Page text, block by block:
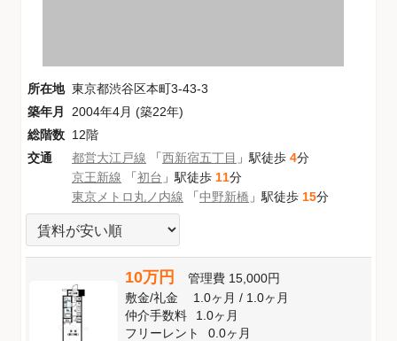
所在地 東京都渋谷区本町3-43-3
築年月
2004年4月 (築22年)
総階数 12階
交通
都営大江戸線 「西新宿五丁目 」駅徒歩 4分
京王新線 「初台 」駅徒歩 11分
東京メトロ丸ノ内線 「中野新橋 」駅徒歩 15分
10万円 管理費 15,000円
敷金/礼金 1.0ヶ月/ 1.0ヶ月
仲介手数料
1.0ヶ月
フリーレント
0.0ヶ月